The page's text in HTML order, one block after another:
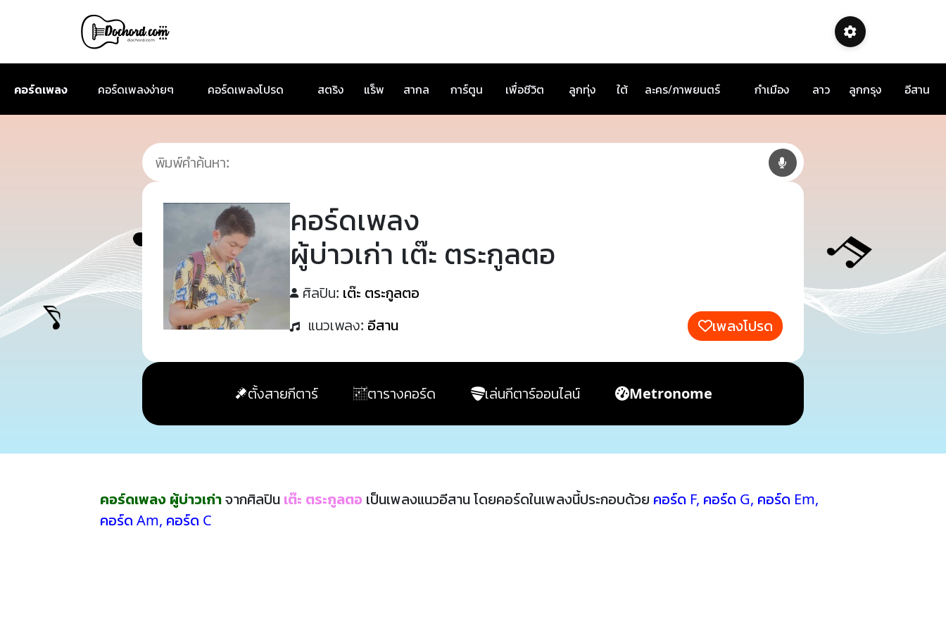
คอร์ดเพลง คอร์ดเพลงง่ายๆ คอร์ดเพลงโปรด สตริง แร็พ สากล การ์ตูน เพื่อชีวิต ลูกทุ่ง ใต้ ละคร/ภาพยนตร์ กำเมือง ลาว ลูกกรุง อีสาน
คอร์ดเพลง
ผู้บ่าวเก่า เต๊ะ ตระกูลตอ
ศิลปิน: เต๊ะ ตระกูลตอ
แนวเพลง: อีสาน เพลงโปรด
ตั้งสายกีตาร์ ตารางคอร์ด เล่นกีตาร์ออนไลน์ Metronome
คอร์ดเพลง ผู้บ่าวเก่าจากศิลปิน เต๊ะ ตระกูลตอ เป็นเพลงแนวอีสาน โดยคอร์ดในเพลงนี้ประกอบด้วย คอร์ด F, คอร์ด G, คอร์ด Em,
คอร์ด Am, คอร์ด C